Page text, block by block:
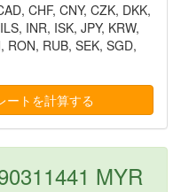
CHF, CNY, CZK, DKK,
INR, ISK, JPY, KRW,
RON, RUB, SEK, SGD,
MYR